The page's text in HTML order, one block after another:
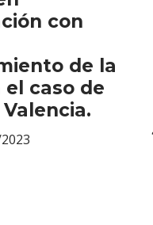
con
de la
el caso de
Valencia.